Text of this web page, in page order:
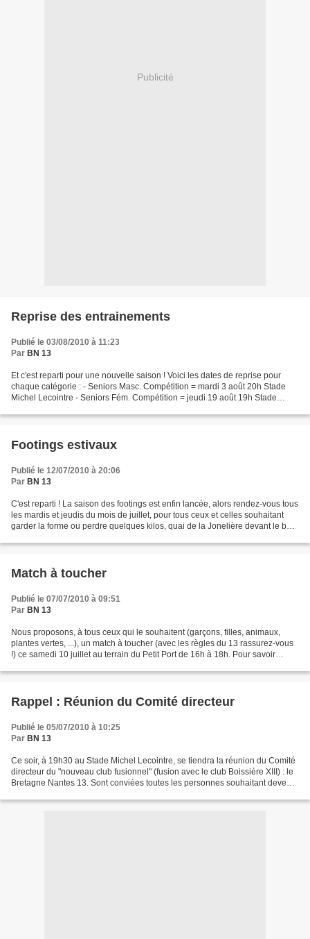
Publicité
Reprise des entrainements
Publié le 03/08/2010 à 11:23
Par BN 13
Et c'est reparti pour une nouvelle saison ! Voici les dates de reprise pour
chaque catégorie : - Seniors Masc. Compétition = mardi 3 août 20h Stade
Michel Lecointre - Seniors Fém. Compétition = jeudi 19 août 19h Stade
Footings estivaux
Publié le 12/07/2010 à 20:06
Par BN 13
C'est reparti ! La saison des footings est enfin lancée, alors rendez-vous tous
les mardis et jeudis du mois de juillet, pour tous ceux et celles souhaitant
garder la forme ou perdre quelques kilos, quai de la Jonelière devant le bar /
Match à toucher
Publié le 07/07/2010 à 09:51
Par BN 13
Nous proposons, à tous ceux qui le souhaitent (garçons, filles, animaux,
plantes vertes, ...), un match à toucher (avec les règles du 13 rassurez-vous
!) ce samedi 10 juillet au terrain du Petit Port de 16h à 18h. Pour savoir
Rappel : Réunion du Comité directeur
Publié le 05/07/2010 à 10:25
Par BN 13
Ce soir, à 19h30 au Stade Michel Lecointre, se tiendra la réunion du Comité
directeur du "nouveau club fusionnel" (fusion avec le club Boissière XIII) : le
Bretagne Nantes 13. Sont conviées toutes les personnes souhaitant devenir